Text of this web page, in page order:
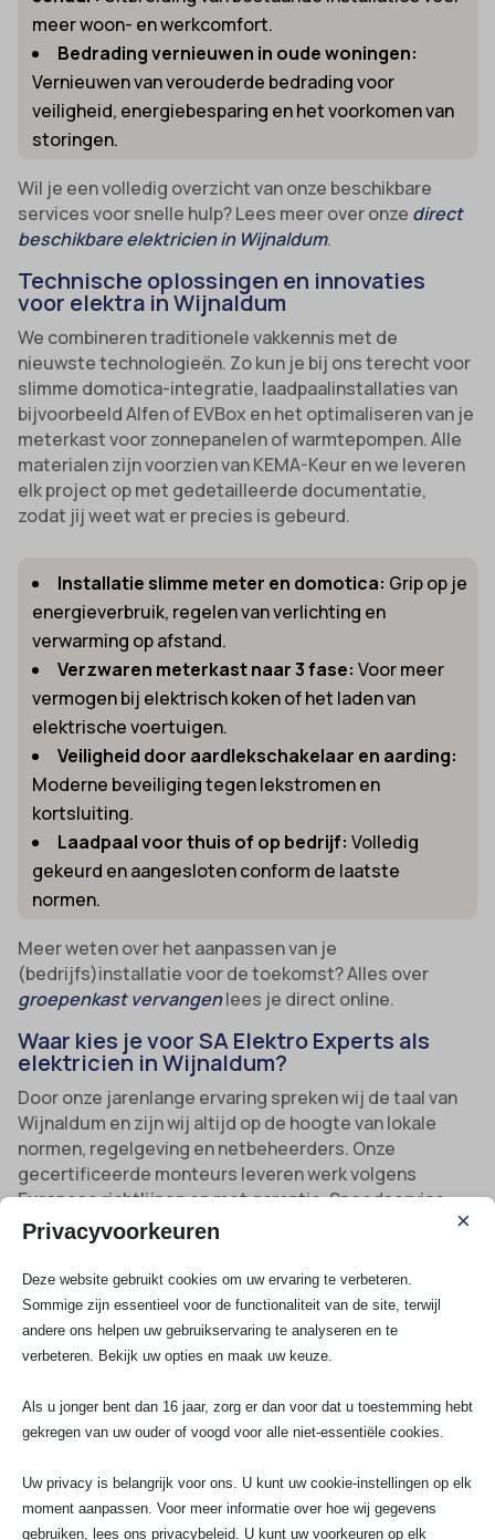
meer woon- en werkcomfort.
Bedrading vernieuwen in oude woningen:
Vernieuwen van verouderde bedrading voor
veiligheid, energiebesparing en het voorkomen van
storingen.
Wil je een volledig overzicht van onze beschikbare
services voor snelle hulp? Lees meer over onze direct
beschikbare elektricien in Wijnaldum.
Technische oplossingen en innovaties
voor elektra in Wijnaldum
We combineren traditionele vakkennis met de
nieuwste technologieën. Zo kun je bij ons terecht voor
slimme domotica-integratie, laadpaalinstallaties van
bijvoorbeeld Alfen of EVBox en het optimaliseren van je
meterkast voor zonnepanelen of warmtepompen. Alle
materialen zijn voorzien van KEMA-Keur en we leveren
elk project op met gedetailleerde documentatie,
zodat jij weet wat er precies is gebeurd.
Installatie slimme meter en domotica: Grip op je
energieverbruik, regelen van verlichting en
verwarming op afstand.
Verzwaren meterkast naar 3 fase: Voor meer
vermogen bij elektrisch koken of het laden van
elektrische voertuigen.
Veiligheid door aardlekschakelaar en aarding:
Moderne beveiliging tegen lekstromen en
kortsluiting.
Laadpaal voor thuis of op bedrijf: Volledig
gekeurd en aangesloten conform de laatste
normen.
Meer weten over het aanpassen van je
(bedrijfs)installatie voor de toekomst? Alles over
groepenkast vervangenlees je direct online.
Waar kies je voor SA Elektro Experts als
elektricien in Wijnaldum?
Door onze jarenlange ervaring spreken wij de taal van
Wijnaldum en zijn wij altijd op de hoogte van lokale
normen, regelgeving en netbeheerders. Onze
gecertificeerde monteurs leveren werk volgens
Europese richtlijnen en met garantie. Spoedservice
nodig? Wij zijn dag en nacht bereikbaar en kunnen
direct inspringen bij urgente problemen. De prijs is
altijd transparant en op aanvraag, omdat geen enkel
project gelijk is.
Nieuwsgierig naar een offerte op maat van dé
elektricien uit jouw regio? Vraag vandaag nog een
advies en prijsopgave voor elektra in Wijnaldum
aan.
Meteen schakelen voor spoed, advies of een afspraak
kan ook via 070-7503681, WhatsApp of mail naar
info@saelektroexperts.nl en ontdek zelf de zekerheid
van SA Elektro Experts als jouw elektricien in
Wijnaldum!
Privacyvoorkeuren ×
Deze website gebruikt cookies om uw ervaring te verbeteren.
Sommige zijn essentieel voor de functionaliteit van de site, terwijl
andere ons helpen uw gebruikservaring te analyseren en te
verbeteren. Bekijk uw opties en maak uw keuze.
Als u jonger bent dan 16 jaar, zorg er dan voor dat u toestemming hebt
gekregen van uw ouder of voogd voor alle niet-essentiële cookies.
Uw privacy is belangrijk voor ons. U kunt uw cookie-instellingen op elk
moment aanpassen. Voor meer informatie over hoe wij gegevens
gebruiken, lees ons privacybeleid. U kunt uw voorkeuren op elk